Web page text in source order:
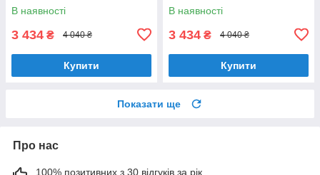
В наявності
3 434 ₴ 4 040 ₴
Купити
В наявності
3 434 ₴ 4 040 ₴
Купити
Показати ще
Про нас
100% позитивних з 30 відгуків за рік